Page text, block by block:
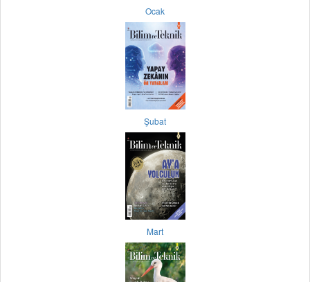
Ocak
Şubat
Mart